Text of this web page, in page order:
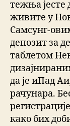
тежња јесте
живите у
Самсунг-
депозит за
таблетом
да је иПад
рачунара.
како бих